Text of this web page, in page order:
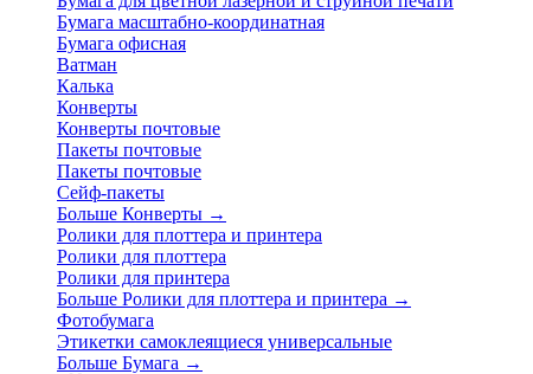
Бумага масштабно-координатная
Бумага офисная
Ватман
Калька
Конверты
Конверты почтовые
Пакеты почтовые
Пакеты почтовые
Сейф-пакеты
Больше Конверты →
Ролики для плоттера и принтера
Ролики для плоттера
Ролики для принтера
Больше Ролики для плоттера и принтера →
Фотобумага
Этикетки самоклеящиеся универсальные
Больше Бумага →